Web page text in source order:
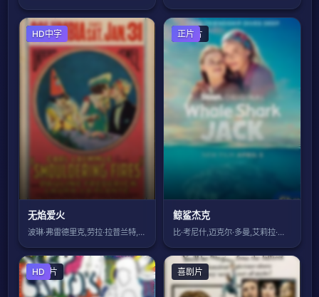
剧情片
HD中字
无焰爱火
波琳·弗雷德里克,劳拉·拉普兰特,马尔科
剧情片
正片
鲸鲨杰克
比·考尼什,迈克尔·多曼,艾莉拉·布朗
剧情片
HD 喜剧片